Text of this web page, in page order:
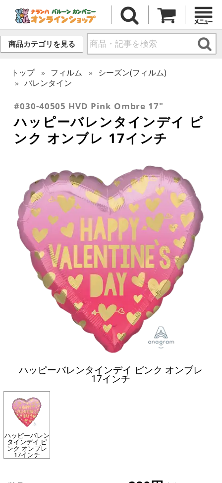
商品カテゴリを見る
トップ フィルム
シーズン(フィルム)
バレンタイン
#030-40505 HVD Pink Ombre 17"
ハッピーバレンタインデイ ピ
ンク オンブレ 17インチ
ハッピーバレンタインデイ ピンク オンブレ
17インチ
ハッピーバレン
タインデイ ピ
ンク オンブレ
17インチ